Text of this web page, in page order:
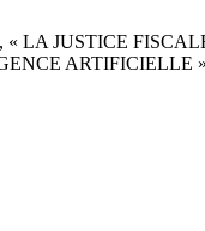
« LA JUSTICE
ARTIFICIELLE